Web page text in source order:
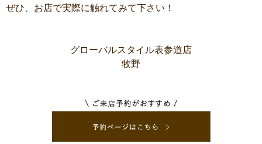
ぜひ、お店で実際に触れてみて下さい！
グローバルスタイル表参道店
牧野